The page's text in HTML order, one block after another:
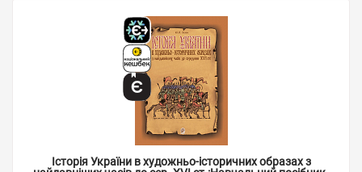
Історія України в художньо-історичних образах з